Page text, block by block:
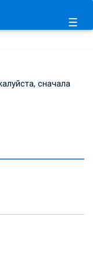
☰
сначала